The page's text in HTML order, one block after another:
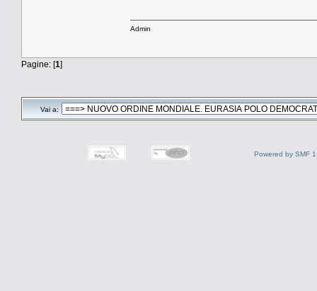
Admin
Pagine: [1]
Vai a:
Powered by SMF